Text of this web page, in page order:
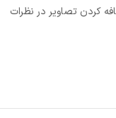
کردن تصاویر در نظرات